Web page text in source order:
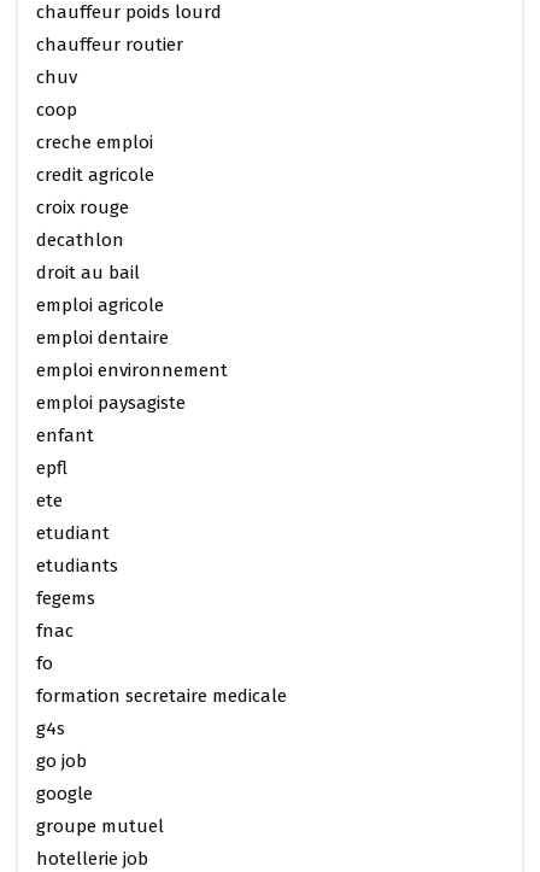
chauffeur poids lourd
chauffeur routier
chuv
coop
creche emploi
credit agricole
croix rouge
decathlon
droit au bail
emploi agricole
emploi dentaire
emploi environnement
emploi paysagiste
enfant
epfl
ete
etudiant
etudiants
fegems
fnac
fo
formation secretaire medicale
g4s
go job
google
groupe mutuel
hotellerie job